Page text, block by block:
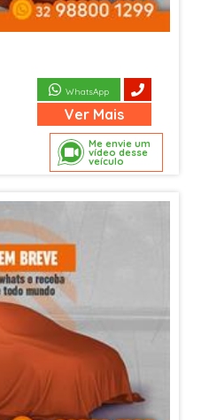
Me envie um
vídeo desse
veículo
WhatsApp
Ver Mais